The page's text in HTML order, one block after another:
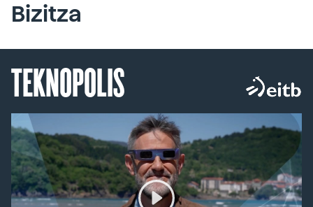
Bizitza
TEKNOPOLIS